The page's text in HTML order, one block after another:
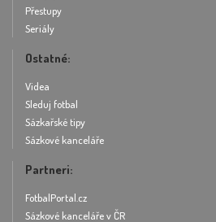
Přestupy
Seriály
Ostatné:
Videa
Sleduj fotbal
Sázkařské tipy
Sázkové kanceláře
Partneri:
FotbalPortal.cz
Sázkové kanceláře v ČR